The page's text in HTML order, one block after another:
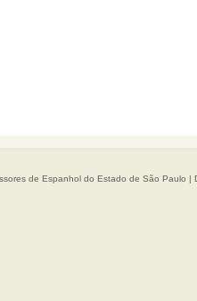
de Espanhol do Estado de São Paulo |